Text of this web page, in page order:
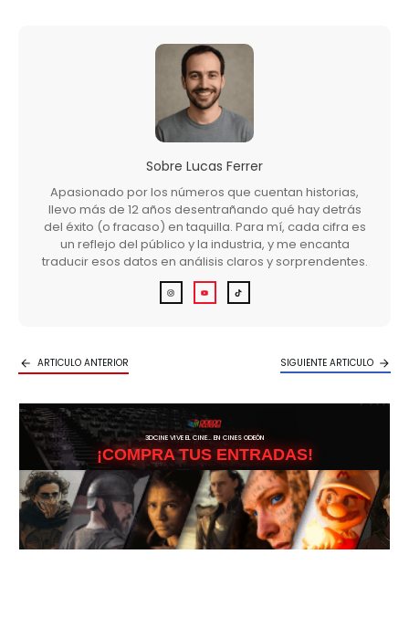
Sobre Lucas Ferrer
Apasionado por los números que cuentan historias,
llevo más de 12 años desentrañando qué hay detrás
del éxito (o fracaso) en taquilla. Para mí, cada cifra es
un reflejo del público y la industria, y me encanta
traducir esos datos en análisis claros y sorprendentes.
ARTICULO ANTERIOR SIGUIENTE ARTICULO
3DCINE VIVE EL CINE… EN CINES ODEÓN
¡COMPRA TUS ENTRADAS!